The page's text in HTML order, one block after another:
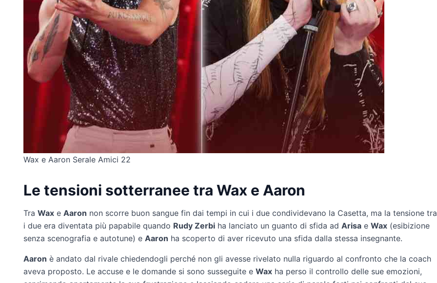
Wax e Aaron Serale Amici 22
Le tensioni sotterranee tra Wax e Aaron
Tra Wax e Aaron non scorre buon sangue fin dai tempi in cui i due condividevano la Casetta, ma la tensione tra
i due era diventata più papabile quando Rudy Zerbi ha lanciato un guanto di sfida ad Arisa e Wax (esibizione
senza scenografia e autotune) e Aaron ha scoperto di aver ricevuto una sfida dalla stessa insegnante.
Aaron è andato dal rivale chiedendogli perché non gli avesse rivelato nulla riguardo al confronto che la coach
aveva proposto. Le accuse e le domande si sono susseguite e Wax ha perso il controllo delle sue emozioni,